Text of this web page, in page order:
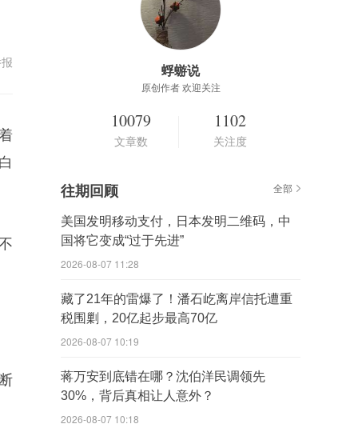
蜉蝣说
原创作者 欢迎关注
10079
文章数
1102
关注度
往期回顾 全部
美国发明移动支付，日本发明二维码，中
国将它变成“过于先进”
2026-08-07 11:28
藏了21年的雷爆了！潘石屹离岸信托遭重
税围剿，20亿起步最高70亿
2026-08-07 10:19
蒋万安到底错在哪？沈伯洋民调领先
30%，背后真相让人意外？
2026-08-07 10:18